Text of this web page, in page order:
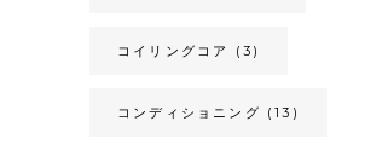
コイリングコア (3)
コンディショニング (13)